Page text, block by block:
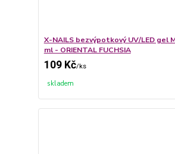
X-NAILS bezvýpotkový UV/LED gel
ml - ORIENTAL FUCHSIA
109 Kč/ks
skladem